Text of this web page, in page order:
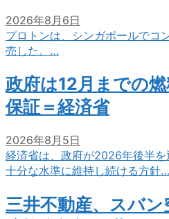
2026年8月6日
プロトンは、シンガポールでコ
売した。…
政府は12月までの
保証＝経済省
2026年8月5日
経済省は、政府が2026年後半
十分な水準に維持し続ける方針…
三井不動産、スバ